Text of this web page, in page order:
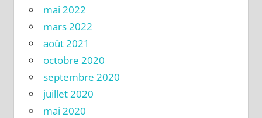
mai 2022
mars 2022
août 2021
octobre 2020
septembre 2020
juillet 2020
mai 2020